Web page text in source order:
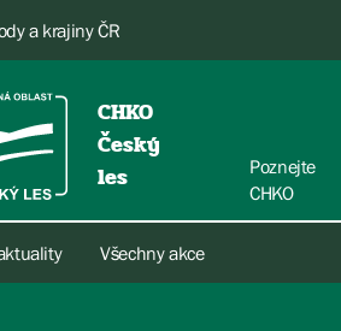
a krajiny ČR
CHKO
Český
les
Poznejte
CHKO
Všechny akce